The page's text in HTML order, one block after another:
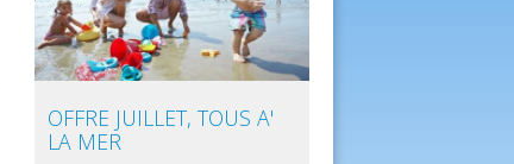
OFFRE JUILLET, TOUS A'
LA MER